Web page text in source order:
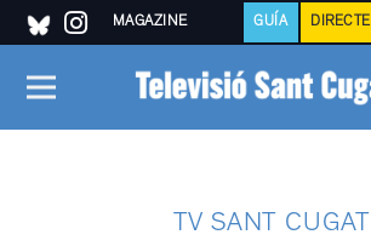
MAGAZINE GUÍA DIRECTE
TV SANT CUGAT